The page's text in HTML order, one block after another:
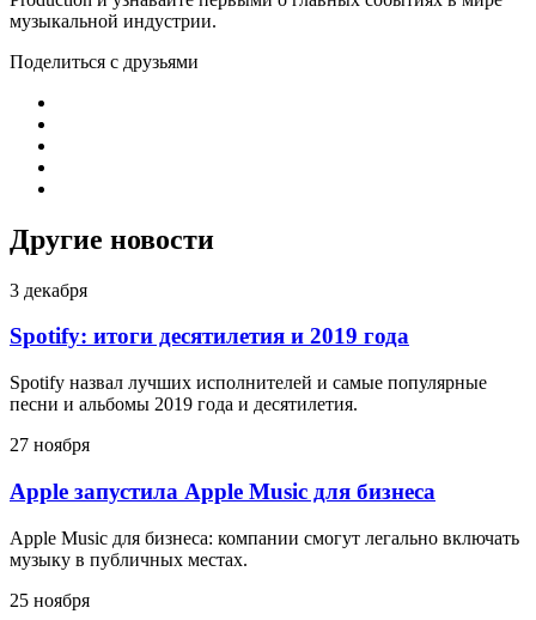
музыкальной индустрии.
Поделиться с друзьями
Другие новости
3 декабря
Spotify: итоги десятилетия и 2019 года
Spotify назвал лучших исполнителей и самые популярные
песни и альбомы 2019 года и десятилетия.
27 ноября
Apple запустила Apple Music для бизнеса
Apple Music для бизнеса: компании смогут легально включать
музыку в публичных местах.
25 ноября